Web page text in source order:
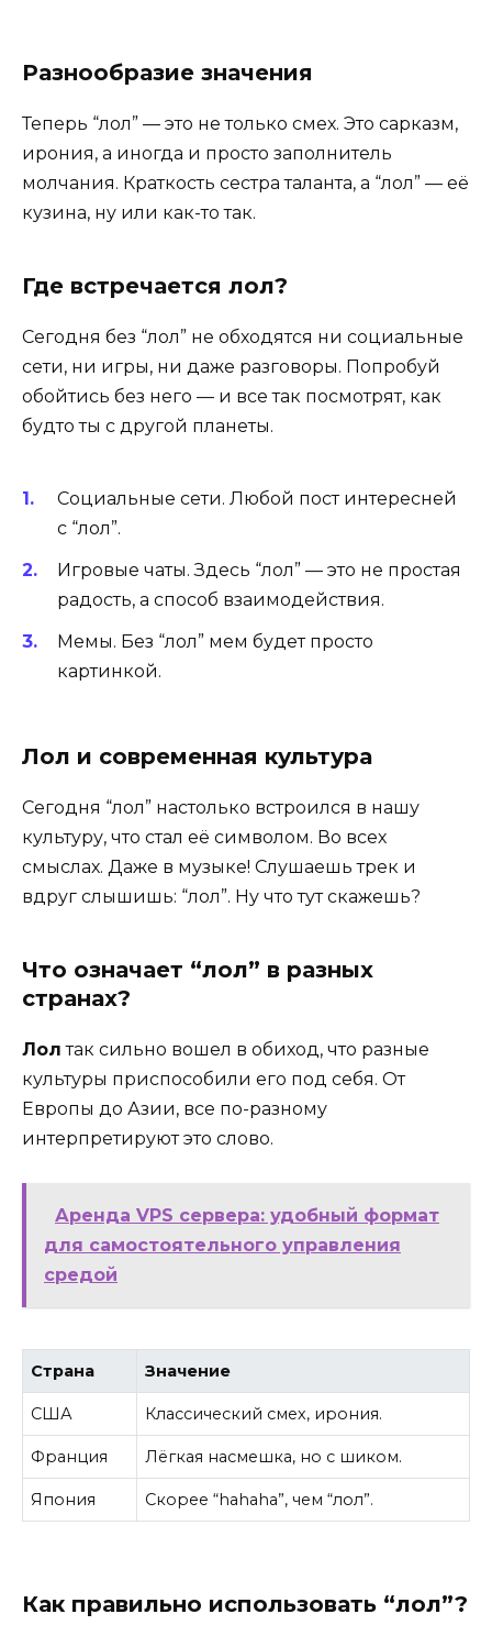
Разнообразие значения
Теперь “лол” — это не только смех. Это сарказм,
ирония, а иногда и просто заполнитель
молчания. Краткость сестра таланта, а “лол” — её
кузина, ну или как-то так.
Где встречается лол?
Сегодня без “лол” не обходятся ни социальные
сети, ни игры, ни даже разговоры. Попробуй
обойтись без него — и все так посмотрят, как
будто ты с другой планеты.
Социальные сети. Любой пост интересней
с “лол”.
Игровые чаты. Здесь “лол” — это не простая
радость, а способ взаимодействия.
Мемы. Без “лол” мем будет просто
картинкой.
Лол и современная культура
Сегодня “лол” настолько встроился в нашу
культуру, что стал её символом. Во всех
смыслах. Даже в музыке! Слушаешь трек и
вдруг слышишь: “лол”. Ну что тут скажешь?
Что означает “лол” в разных
странах?
Лол так сильно вошел в обиход, что разные
культуры приспособили его под себя. От
Европы до Азии, все по-разному
интерпретируют это слово.
Аренда VPS сервера: удобный формат
для самостоятельного управления
средой
Страна Значение
США Классический смех, ирония.
Франция Лёгкая насмешка, но с шиком.
Япония Скорее “hahaha”, чем “лол”.
Как правильно использовать “лол”?